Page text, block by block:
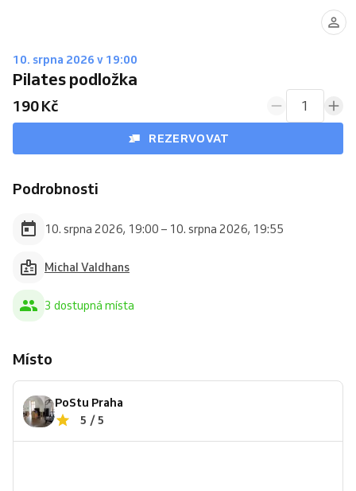
10. srpna 2026 v 19:00
Pilates podložka
190 Kč 1
REZERVOVAT
Podrobnosti
10. srpna 2026, 19:00 – 10. srpna 2026, 19:55
Michal Valdhans
3 dostupná místa
Místo
PoStu Praha
5 / 5